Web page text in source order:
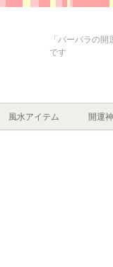
「バーバラの
です
風水アイテム 開運